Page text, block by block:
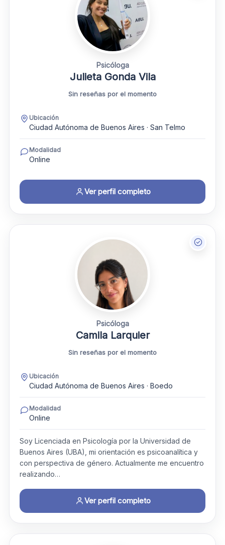
Psicóloga
Julieta Gonda Vila
Sin reseñas por el momento
Ubicación
Ciudad Autónoma de Buenos Aires · San Telmo
Modalidad
Online
Ver perfil completo
Psicóloga
Camila Larquier
Sin reseñas por el momento
Ubicación
Ciudad Autónoma de Buenos Aires · Boedo
Modalidad
Online
Soy Licenciada en Psicología por la Universidad de
Buenos Aires (UBA), mi orientación es psicoanalítica y
con perspectiva de género. Actualmente me encuentro
realizando…
Ver perfil completo